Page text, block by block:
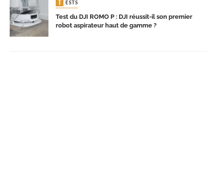
TESTS
Test du DJI ROMO P : DJI réussit-il son premier
robot aspirateur haut de gamme ?